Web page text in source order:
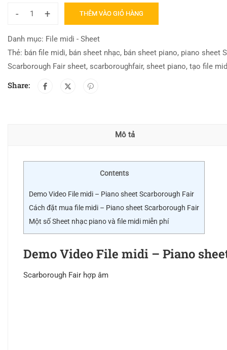
- + THÊM VÀO GIỎ HÀNG
Danh mục: File midi - Sheet
Thẻ: bán file midi, bán sheet nhạc, bán sheet piano, piano sheet
Scarborough Fair sheet, scarboroughfair, sheet piano, tạo file
Share:
Mô tả
Contents
Demo Video File midi – Piano sheet Scarborough Fair
Cách đặt mua file midi – Piano sheet Scarborough Fair
Một số Sheet nhạc piano và file midi miễn phí
Demo Video File midi – Piano
Scarborough Fair hợp âm